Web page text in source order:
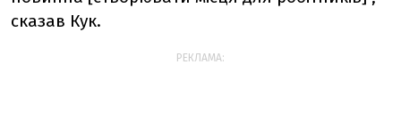
сказав Кук.
РЕКЛАМА: